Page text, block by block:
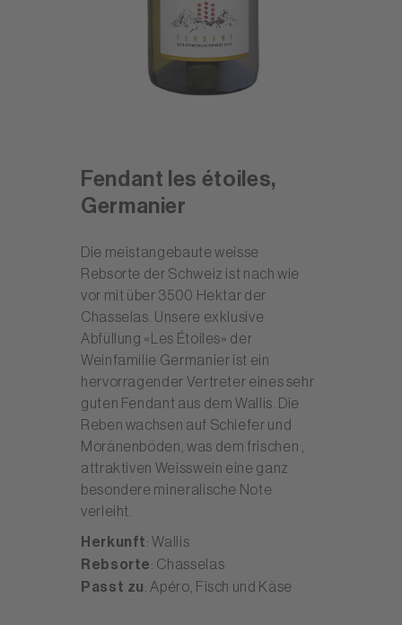
Fendant les étoiles,
Germanier
Die meistangebaute weisse
Rebsorte der Schweiz ist nach wie
vor mit über 3500 Hektar der
Chasselas. Unsere exklusive
Abfüllung «Les Étoiles» der
Weinfamilie Germanier ist ein
hervorragender Vertreter eines sehr
guten Fendant aus dem Wallis. Die
Reben wachsen auf Schiefer und
Moränenböden, was dem frischen ,
attraktiven Weisswein eine ganz
besondere mineralische Note
verleiht.
Herkunft: Wallis
Rebsorte: Chasselas
Passt zu: Apéro, Fisch und Käse